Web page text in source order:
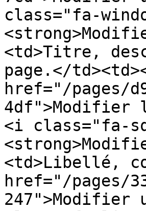
class="fa-
<td>Titre,
page.</
href="/pages/
4df">Modifier
<i class="fa-
<td>Libellé,
href="/pages/
247">Modifier